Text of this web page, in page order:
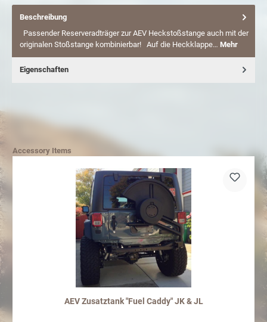
Beschreibung
Passender Reserveradträger zur AEV Heckstoßstange auch mit der
originalen Stoßstange kombinierbar! Auf die Heckklappe… Mehr
Eigenschaften
Accessory Items
AEV Zusatztank "Fuel Caddy" JK & JL